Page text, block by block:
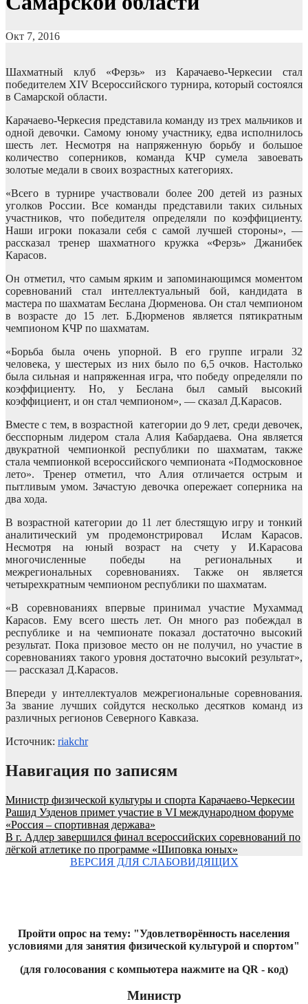
Окт 7, 2016
Шахматный клуб «Ферзь» из Карачаево-Черкесии стал
победителем XIV Всероссийского турнира, который состоялся
в Самарской области.
Карачаево-Черкесия представила команду из трех мальчиков и
одной девочки. Самому юному участнику, едва исполнилось
шесть лет. Несмотря на напряженную борьбу и большое
количество соперников, команда КЧР сумела завоевать
золотые медали в своих возрастных категориях.
«Всего в турнире участвовали более 200 детей из разных
уголков России. Все команды представили таких сильных
участников, что победителя определяли по коэффициенту.
Наши игроки показали себя с самой лучшей стороны», —
рассказал тренер шахматного кружка «Ферзь» Джанибек
Карасов.
Он отметил, что самым ярким и запоминающимся моментом
соревнований стал интеллектуальный бой, кандидата в
мастера по шахматам Беслана Дюрменова. Он стал чемпионом
в возрасте до 15 лет. Б.Дюрменов является пятикратным
чемпионом КЧР по шахматам.
«Борьба была очень упорной. В его группе играли 32
человека, у шестерых из них было по 6,5 очков. Настолько
была сильная и напряженная игра, что победу определяли по
коэффициенту. Но, у Беслана был самый высокий
коэффициент, и он стал чемпионом», — сказал Д.Карасов.
Вместе с тем, в возрастной категории до 9 лет, среди девочек,
бесспорным лидером стала Алия Кабардаева. Она является
двукратной чемпионкой республики по шахматам, также
стала чемпионкой всероссийского чемпионата «Подмосковное
лето». Тренер отметил, что Алия отличается острым и
пытливым умом. Зачастую девочка опережает соперника на
два хода.
В возрастной категории до 11 лет блестящую игру и тонкий
аналитический ум продемонстрировал Ислам Карасов.
Несмотря на юный возраст на счету у И.Карасова
многочисленные победы на региональных и
межрегиональных соревнованиях. Также он является
четырехкратным чемпионом республики по шахматам.
«В соревнованиях впервые принимал участие Мухаммад
Карасов. Ему всего шесть лет. Он много раз побеждал в
республике и на чемпионате показал достаточно высокий
результат. Пока призовое место он не получил, но участие в
соревнованиях такого уровня достаточно высокий результат»,
— рассказал Д.Карасов.
Впереди у интеллектуалов межрегиональные соревнования.
За звание лучших сойдутся несколько десятков команд из
различных регионов Северного Кавказа.
Источник: riakchr
Навигация по записям
Министр физической культуры и спорта Карачаево-Черкесии
Рашид Узденов примет участие в VI международном форуме
«Россия – спортивная держава»
В г. Адлер завершился финал всероссийских соревнований по
лёгкой атлетике по программе «Шиповка юных»
ВЕРСИЯ ДЛЯ СЛАБОВИДЯЩИХ
Пройти опрос на тему: "Удовлетворённость населения
условиями для занятия физической культурой и спортом"
(для голосования с компьютера нажмите на QR - код)
Министр